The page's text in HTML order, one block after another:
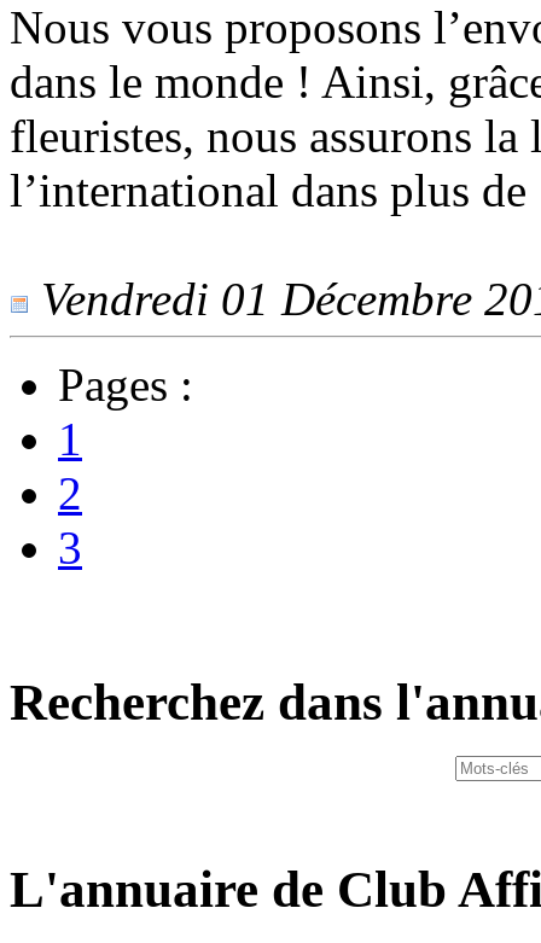
Nous vous proposons
dans le monde ! Ainsi,
fleuristes, nous assurons
l’international dans plus de
Vendredi 01 Décembre
Pages :
1
2
3
Recherchez dans
L'annuaire de Club